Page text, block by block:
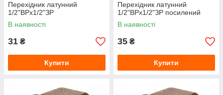
Перехідник латунний
1/2"ВРх1/2"ЗР
В наявності
31 ₴
Купити
Перехідник латунний
1/2"ВРх1/2"ЗР посилений
В наявності
35 ₴
Купити